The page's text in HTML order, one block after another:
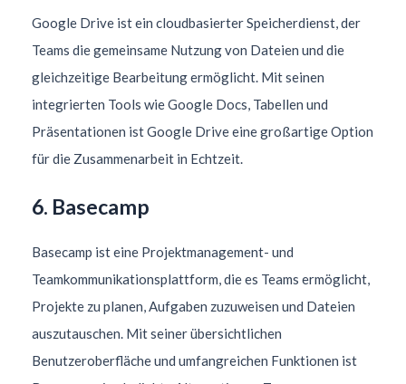
Google Drive ist ein cloudbasierter Speicherdienst, der
Teams die gemeinsame Nutzung von Dateien und die
gleichzeitige Bearbeitung ermöglicht. Mit seinen
integrierten Tools wie Google Docs, Tabellen und
Präsentationen ist Google Drive eine großartige Option
für die Zusammenarbeit in Echtzeit.
6. Basecamp
Basecamp ist eine Projektmanagement- und
Teamkommunikationsplattform, die es Teams ermöglicht,
Projekte zu planen, Aufgaben zuzuweisen und Dateien
auszutauschen. Mit seiner übersichtlichen
Benutzeroberfläche und umfangreichen Funktionen ist